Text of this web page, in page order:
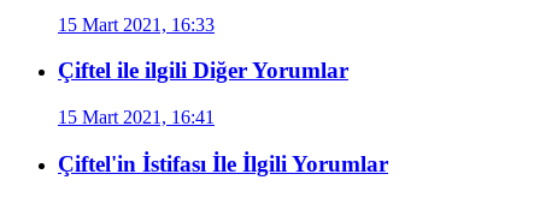
15 Mart 2021, 16:33
Çiftel ile ilgili Diğer Yorumlar
15 Mart 2021, 16:41
Çiftel'in İstifası İle İlgili Yorumlar